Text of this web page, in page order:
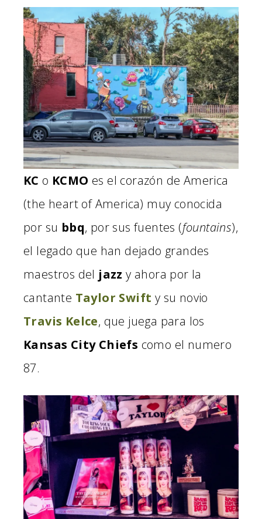
KC o KCMO es el corazón de America
(the heart of America) muy conocida
por su bbq, por sus fuentes (fountains),
el legado que han dejado grandes
maestros del jazz y ahora por la
cantante Taylor Swift y su novio
Travis Kelce, que juega para los
Kansas City Chiefs como el numero
87.